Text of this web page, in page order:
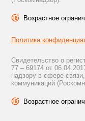
Возрастное
Политика
Свидетельство о
77 – 69174 от
надзору в сфере
коммуникаций
Возрастное